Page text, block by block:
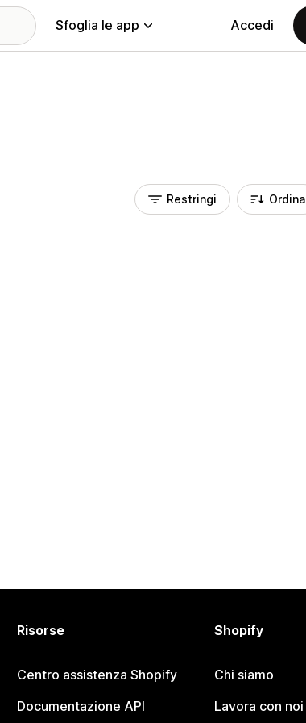
Sfoglia le app Accedi
Restringi Ordina
Risorse
Centro assistenza Shopify
Documentazione API
Shopify
Chi siamo
Lavora con noi